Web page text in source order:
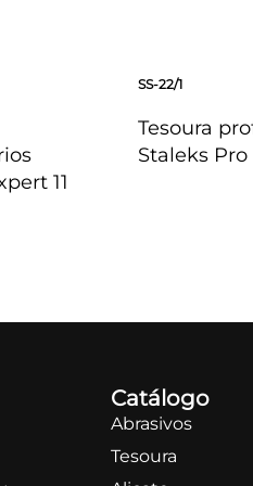
11
SS-22/1
Tesoura
Staleks Pro
Catálogo
Abrasivos
Tesoura